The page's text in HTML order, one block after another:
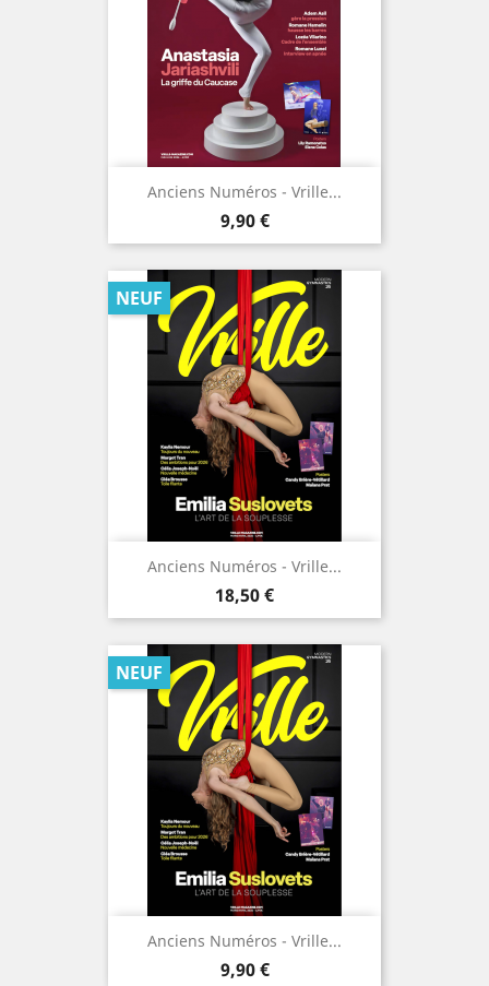
Anciens Numéros - Vrille...
Prix
9,90 €
Anciens Numéros - Vrille...
Prix
18,50 €
NEUF
Anciens Numéros - Vrille...
Prix
9,90 €
NEUF